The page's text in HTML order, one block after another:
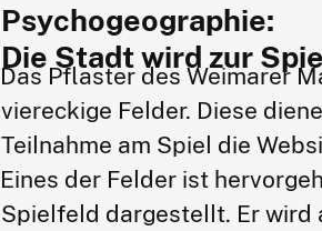
Psychogeographie:
Die Stadt wird zur
Das Pflaster des Weimarer
viereckige Felder. Diese
Teilnahme am Spiel die
Eines der Felder ist
Spielfeld dargestellt. Er wird